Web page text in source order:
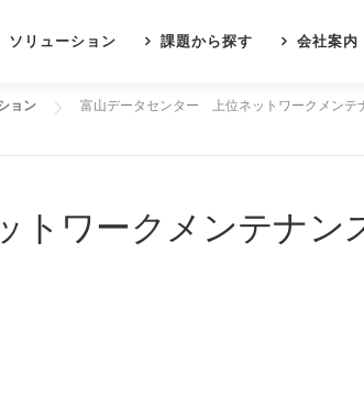
ソリューション 課題から探す 会社案内
ョン
富山データセンター 上位ネットワークメンテ
ワークメンテナン